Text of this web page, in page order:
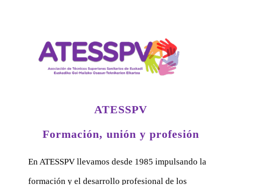
ATESSPV
Formación, unión y profesión
En ATESSPV llevamos desde 1985 impulsando la
formación y el desarrollo profesional de los